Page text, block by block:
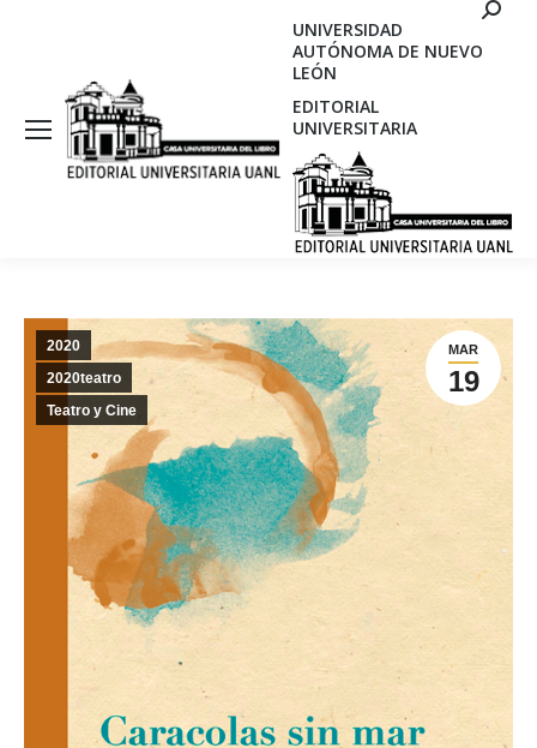
UNIVERSIDAD
AUTÓNOMA DE NUEVO
LEÓN
EDITORIAL
UNIVERSITARIA
MAR
19
2020
2020teatro
Teatro y Cine